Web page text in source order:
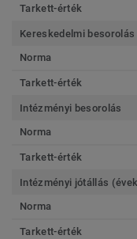
Tarkett-érték
Kereskedelmi besorolás
Norma
Tarkett-érték
Intézményi besorolás
Norma
Tarkett-érték
Intézményi jótállás
Norma
Tarkett-érték